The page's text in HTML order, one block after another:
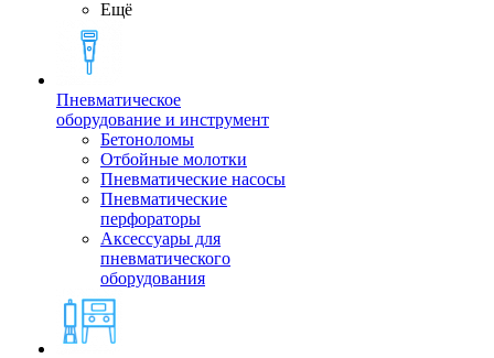
Ещё
Пневматическое
оборудование и инструмент
Бетоноломы
Отбойные молотки
Пневматические насосы
Пневматические
перфораторы
Аксессуары для
пневматического
оборудования